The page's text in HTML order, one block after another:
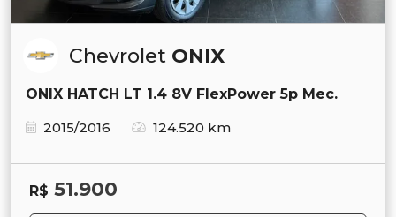
Chevrolet ONIX
ONIX HATCH LT 1.4 8V FlexPower 5p Mec.
2015/2016
124.520 km
R$ 51.900